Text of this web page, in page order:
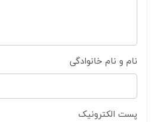
نام و نام خانوادگی
پست الکترونیک